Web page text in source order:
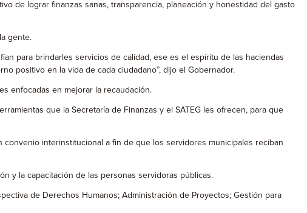
de lograr finanzas sanas, transparencia, planeación y honestidad del gasto
gente.
para brindarles servicios de calidad, ese es el espíritu de las haciendas
positivo en la vida de cada ciudadano”, dijo el Gobernador.
enfocadas en mejorar la recaudación.
que la Secretaría de Finanzas y el SATEG les ofrecen, para que
convenio interinstitucional a fin de que los servidores municipales reciban
y la capacitación de las personas servidoras públicas.
de Derechos Humanos; Administración de Proyectos; Gestión para